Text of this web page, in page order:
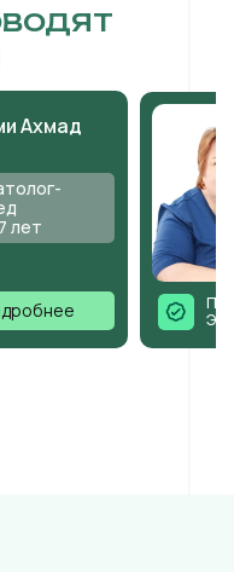
Ахмад
лет